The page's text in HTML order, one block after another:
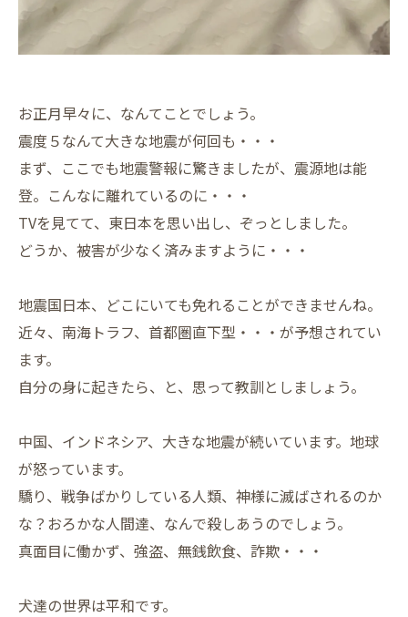
お正月早々に、なんてことでしょう。
震度５なんて大きな地震が何回も・・・
まず、ここでも地震警報に驚きましたが、震源地は能
登。こんなに離れているのに・・・
TVを見てて、東日本を思い出し、ぞっとしました。
どうか、被害が少なく済みますように・・・
地震国日本、どこにいても免れることができませんね。
近々、南海トラフ、首都圏直下型・・・が予想されてい
ます。
自分の身に起きたら、と、思って教訓としましょう。
中国、インドネシア、大きな地震が続いています。地球
が怒っています。
驕り、戦争ばかりしている人類、神様に滅ばされるのか
な？おろかな人間達、なんで殺しあうのでしょう。
真面目に働かず、強盗、無銭飲食、詐欺・・・
犬達の世界は平和です。